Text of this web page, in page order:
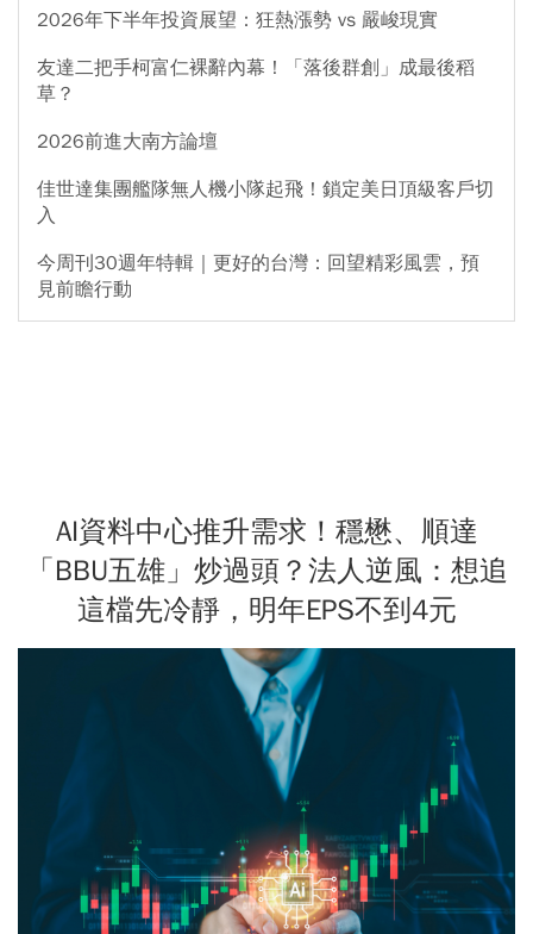
2026年下半年投資展望：狂熱漲勢 vs 嚴峻現實
友達二把手柯富仁裸辭內幕！「落後群創」成最後稻
草？
2026前進大南方論壇
佳世達集團艦隊無人機小隊起飛！鎖定美日頂級客戶切
入
今周刊30週年特輯｜更好的台灣：回望精彩風雲，預
見前瞻行動
AI資料中心推升需求！穩懋、順達
「BBU五雄」炒過頭？法人逆風：想追
這檔先冷靜，明年EPS不到4元